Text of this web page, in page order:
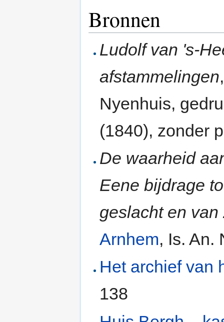
Bronnen
Ludolf van 's-
afstammelingen
Nyenhuis,
(1840), zonder
De waarheid
Eene bijdrage
geslacht en
Arnhem, Is. An.
Het archief van
138